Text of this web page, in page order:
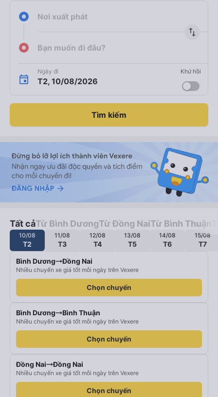
Nơi xuất phát
import_export
Bạn muốn đi đâu?
Ngày đi
T2, 10/08/2026
Khứ hồi
Tìm kiếm
Tất cảTừ Bình DươngTừ Đồng NaiTừ Bình Thuận
10/08
T2
11/08
T3
12/08
T4
13/08
T5
14/08
T6
15/08
T7
Bình Dương Đồng Nai
Nhiều chuyến xe giá tốt mỗi ngày trên Vexere
Chọn chuyến
Bình Dương Bình Thuận
Nhiều chuyến xe giá tốt mỗi ngày trên Vexere
Chọn chuyến
Đồng Nai Đồng Nai
Nhiều chuyến xe giá tốt mỗi ngày trên Vexere
Chọn chuyến